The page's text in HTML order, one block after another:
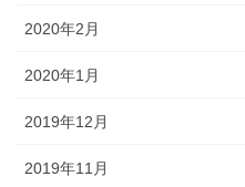
2020年2月
2020年1月
2019年12月
2019年11月